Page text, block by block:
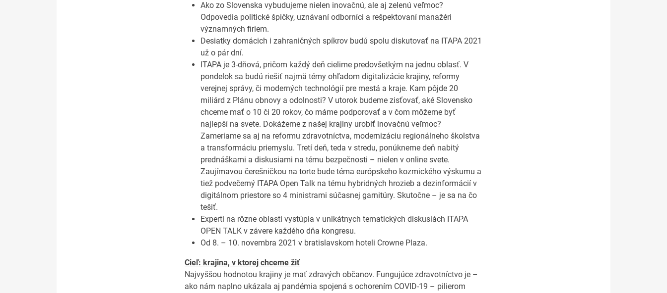
Ako zo Slovenska vybudujeme nielen inovačnú, ale aj zelenú veľmoc?
Odpovedia politické špičky, uznávaní odborníci a rešpektovaní manažéri
významných firiem.
Desiatky domácich i zahraničných spíkrov budú spolu diskutovať na ITAPA 2021
už o pár dní.
ITAPA je 3-dňová, pričom každý deň cielime predovšetkým na jednu oblasť. V
pondelok sa budú riešiť najmä témy ohľadom digitalizácie krajiny, reformy
verejnej správy, či moderných technológií pre mestá a kraje. Kam pôjde 20
miliárd z Plánu obnovy a odolnosti? V utorok budeme zisťovať, aké Slovensko
chceme mať o 10 či 20 rokov, čo máme podporovať a v čom môžeme byť
najlepší na svete. Dokážeme z našej krajiny urobiť inovačnú veľmoc?
Zameriame sa aj na reformu zdravotníctva, modernizáciu regionálneho školstva
a transformáciu priemyslu. Tretí deň, teda v stredu, ponúkneme deň nabitý
prednáškami a diskusiami na tému bezpečnosti – nielen v online svete.
Zaujímavou čerešničkou na torte bude téma európskeho kozmického výskumu a
tiež podvečerný ITAPA Open Talk na tému hybridných hrozieb a dezinformácií v
digitálnom priestore so 4 ministrami súčasnej garnitúry. Skutočne – je sa na čo
tešiť.
Experti na rôzne oblasti vystúpia v unikátnych tematických diskusiách ITAPA
OPEN TALK v závere každého dňa kongresu.
Od 8. – 10. novembra 2021 v bratislavskom hoteli Crowne Plaza.
Cieľ: krajina, v ktorej chceme žiť
Najvyššou hodnotou krajiny je mať zdravých občanov. Fungujúce zdravotníctvo je –
ako nám naplno ukázala aj pandémia spojená s ochorením COVID-19 – pilierom